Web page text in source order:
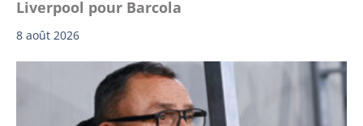
Liverpool pour Barcola
8 août 2026